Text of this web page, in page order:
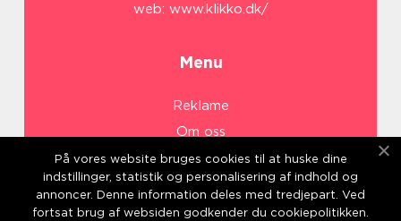
web: www.klikko.dk/
Menu
Reklame
Om oss
Cookies
Kontakt Oss
Sitemap
På vores website bruges cookies til at huske dine
indstillinger, statistik og personalisering af indhold og
annoncer. Denne information deles med tredjepart. Ved
fortsat brug af websiden godkender du cookiepolitikken.